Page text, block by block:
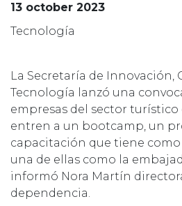
13 october 2023
Tecnología
La Secretaría de Innovación,
Tecnología lanzó una
empresas del sector turístico
entren a un bootcamp, un
capacitación que tiene como
una de ellas como la
informó Nora Martín
dependencia.